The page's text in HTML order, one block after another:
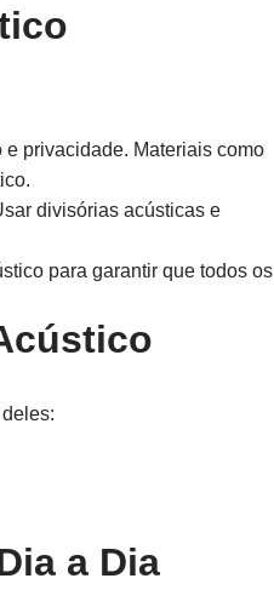
e privacidade. Materiais como
divisórias acústicas e
para garantir que todos os
a Dia